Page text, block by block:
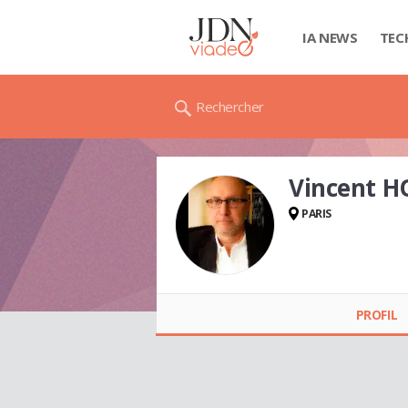
IA NEWS
Rechercher
Vincent
PARIS
PROFIL